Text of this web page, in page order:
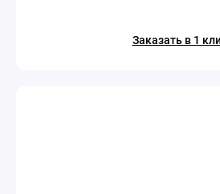
Заказать в 1